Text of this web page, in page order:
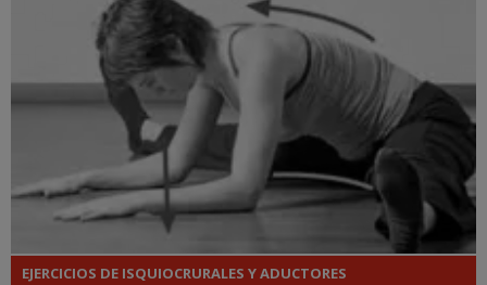
EJERCICIOS DE ISQUIOCRURALES Y ADUCTORES